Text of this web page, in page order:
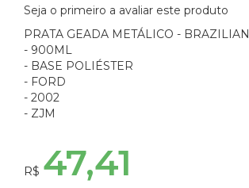
Seja o primeiro a avaliar este produto
PRATA GEADA METÁLICO - BRAZILIAN
- 900ML
- BASE POLIÉSTER
- FORD
- 2002
- ZJM
R$ 47,41